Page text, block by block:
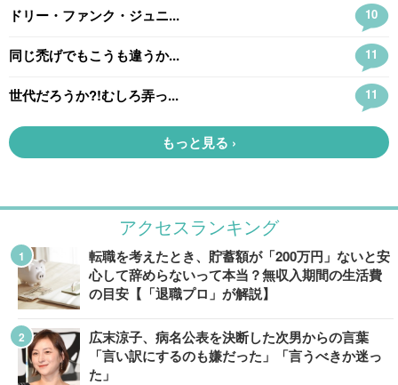
アクセスランキング
転職を考えたとき、貯蓄額が「200万円」ないと安
心して辞めらないって本当？無収入期間の生活費
の目安【「退職プロ」が解説】
広末涼子、病名公表を決断した次男からの言葉
「言い訳にするのも嫌だった」「言うべきか迷っ
た」